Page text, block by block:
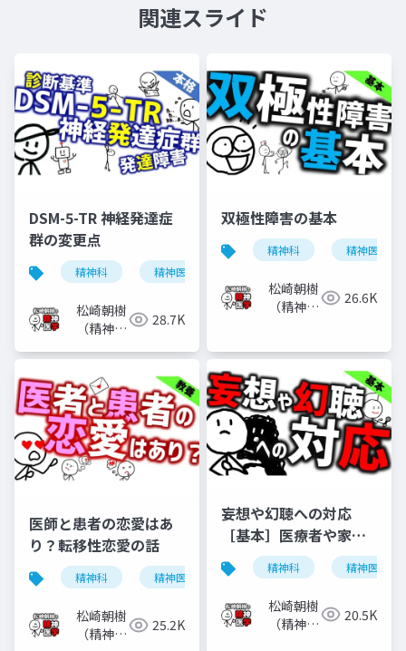
関連スライド
DSM-5-TR 神経発達症
群の変更点
精神科 精神医学
松崎朝樹
（精神科
28.7K
双極性障害の基本
精神科 精神医学
松崎朝樹
（精神科
26.6K
医師と患者の恋愛はあ
り？転移性恋愛の話
精神科 精神医学 転移性恋愛 恋愛
松崎朝樹
（精神科
25.2K
妄想や幻聴への対応
［基本］医療者や家族
などがどう対応すべき
か
精神科 精神医学
松崎朝樹
（精神科
20.5K